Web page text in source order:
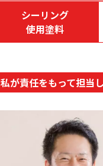
シーリング
使用塗料
私が責任をもって担当